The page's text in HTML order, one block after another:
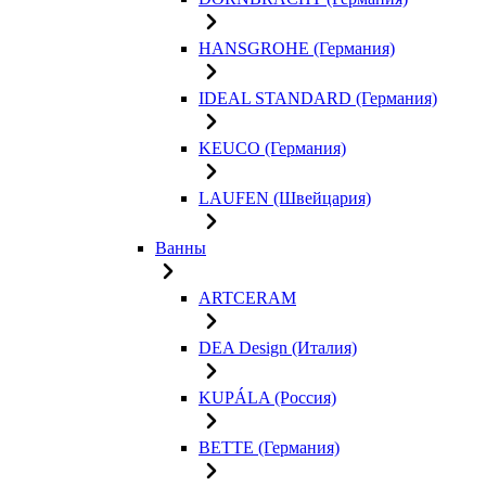
HANSGROHE (Германия)
IDEAL STANDARD (Германия)
KEUCO (Германия)
LAUFEN (Швейцария)
Ванны
ARTCERAM
DEA Design (Италия)
KUPÁLA (Россия)
BETTE (Германия)